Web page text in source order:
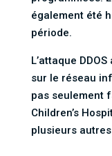
également été
période.
L’attaque
sur le réseau
pas seulement
Children’s
plusieurs